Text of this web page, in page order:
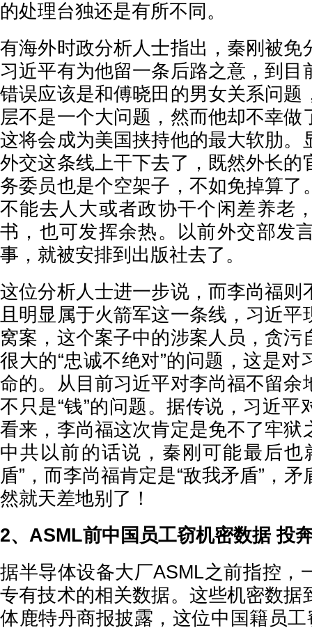
的处理台独还是有所不同。
有海外时政分析人士指出，秦刚被免
习近平有为他留一条后路之意，到目
错误应该是和傅晓田的男女关系问题
层不是一个大问题，然而他却不幸做
这将会成为美国挟持他的最大软肋。
外交这条线上干下去了，既然外长的
务委员也是个空架子，不如免掉算了
不能去人大或者政协干个闲差养老
书，也可发挥余热。以前外交部发
事，就被安排到出版社去了。
这位分析人士进一步说，而李尚福则
且明显属于火箭军这一条线，习近平
窝案，这个案子中的涉案人员，贪污
很大的“忠诚不绝对”的问题，这是对
命的。从目前习近平对李尚福不留余
不只是“钱”的问题。据传说，习近平
看来，李尚福这次肯定是免不了牢狱
中共以前的话说，秦刚可能最后也
盾”，而李尚福肯定是“敌我矛盾”，
然就天差地别了！
2、ASML前中国员工窃机密数据 投
据半导体设备大厂ASML之前指控，
专有技术的相关数据。这些机密数据
体鹿特丹商报披露，这位中国籍员